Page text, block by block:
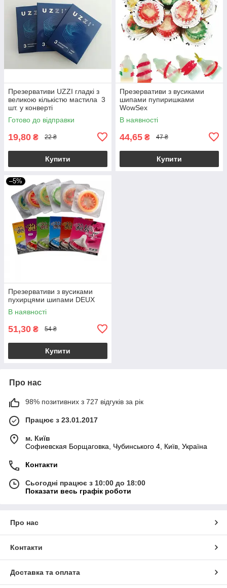
Презервативи UZZI гладкі з
великою кількістю мастила 3
шт. у конверті
Готово до відправки
19,80 ₴ 22 ₴
Купити
Презервативи з вусиками
шипами пупиришками
WowSex
В наявності
44,65 ₴ 47 ₴
Купити
–5%
Презервативи з вусиками
пухирцями шипами DEUX
В наявності
51,30 ₴ 54 ₴
Купити
Про нас
98% позитивних з 727 відгуків за рік
Працює з 23.01.2017
м. Київ
Софиевская Борщаговка, Чубинського 4, Київ, Україна
Контакти
Сьогодні працює з 10:00 до 18:00
Показати весь графік роботи
Про нас
Контакти
Доставка та оплата